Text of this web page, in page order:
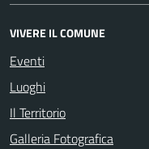
VIVERE IL COMUNE
Eventi
Luoghi
Il Territorio
Galleria Fotografica